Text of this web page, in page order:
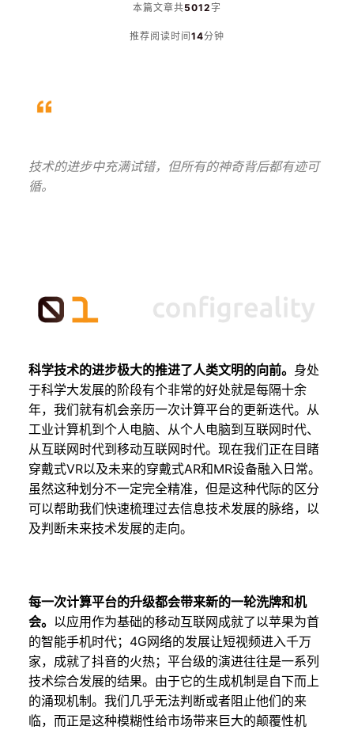
本篇文章共5012字
推荐阅读时间14分钟
技术的进步中充满试错，但所有的神奇背后都有迹可
循。
科学技术的进步极大的推进了人类文明的向前。 身处
于科学大发展的阶段有个非常的好处就是每隔十余
年，我们就有机会亲历一次计算平台的更新迭代。从
工业计算机到个人电脑、从个人电脑到互联网时代、
从互联网时代到移动互联网时代。现在我们正在目睹
穿戴式VR以及未来的穿戴式AR和MR设备融入日常。
虽然这种划分不一定完全精准，但是这种代际的区分
可以帮助我们快速梳理过去信息技术发展的脉络，以
及判断未来技术发展的走向。
每一次计算平台的升级都会带来新的一轮洗牌和机
会。 以应用作为基础的移动互联网成就了以苹果为首
的智能手机时代；4G网络的发展让短视频进入千万
家，成就了抖音的火热；平台级的演进往往是一系列
技术综合发展的结果。由于它的生成机制是自下而上
的涌现机制。我们几乎无法判断或者阻止他们的来
临，而正是这种模糊性给市场带来巨大的颠覆性机